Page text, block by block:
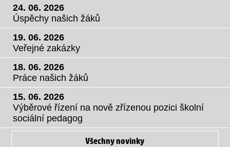
24. 06. 2026
Úspěchy našich žáků
19. 06. 2026
Veřejné zakázky
18. 06. 2026
Práce našich žáků
15. 06. 2026
Výběrové řízení na nově zřízenou pozici školní
sociální pedagog
Všechny novinky